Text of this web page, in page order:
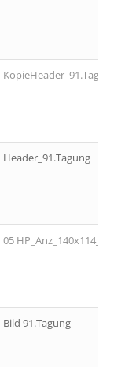
KopieHeader_91.Tagung
Header_91.Tagung
05
Bild 91.Tagung